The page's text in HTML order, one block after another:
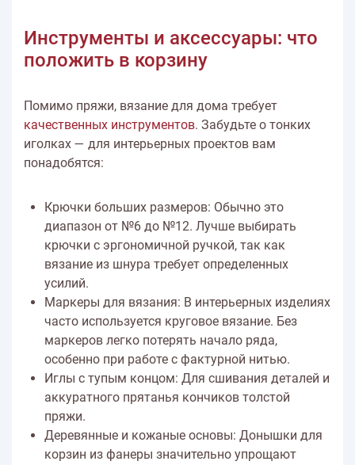
Инструменты и аксессуары: что
положить в корзину
Помимо пряжи, вязание для дома требует
качественных инструментов. Забудьте о тонких
иголках — для интерьерных проектов вам
понадобятся:
Крючки больших размеров: Обычно это
диапазон от №6 до №12. Лучше выбирать
крючки с эргономичной ручкой, так как
вязание из шнура требует определенных
усилий.
Маркеры для вязания: В интерьерных изделиях
часто используется круговое вязание. Без
маркеров легко потерять начало ряда,
особенно при работе с фактурной нитью.
Иглы с тупым концом: Для сшивания деталей и
аккуратного прятанья кончиков толстой
пряжи.
Деревянные и кожаные основы: Донышки для
корзин из фанеры значительно упрощают